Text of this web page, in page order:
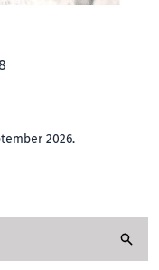
2026.